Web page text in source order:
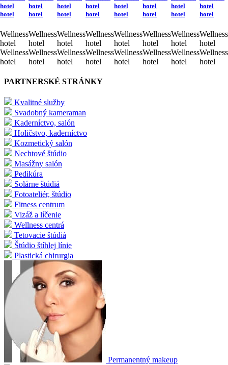
hotel
hotel
Wellness
hotel
Wellness
hotel
hotel
hotel
Wellness
hotel
Wellness
hotel
hotel
hotel
Wellness
hotel
Wellness
hotel
hotel
hotel
Wellness
hotel
Wellness
hotel
hotel
hotel
Wellness
hotel
Wellness
hotel
hotel
hotel
Wellness
hotel
Wellness
hotel
hotel
hotel
Wellness
hotel
Wellness
hotel
hotel
hotel
Wellness
hotel
Wellness
hotel
PARTNERSKÉ STRÁNKY
Kvalitné služby
Svadobný kameraman
Kaderníctvo, salón
Holičstvo, kaderníctvo
Kozmetický salón
Nechtové štúdio
Masážny salón
Pedikúra
Solárne štúdiá
Fotoateliér, štúdio
Fitness centrum
Vizáž a líčenie
Wellness centrá
Tetovacie štúdiá
Štúdio štíhlej línie
Plastická chirurgia
Permanentný makeup